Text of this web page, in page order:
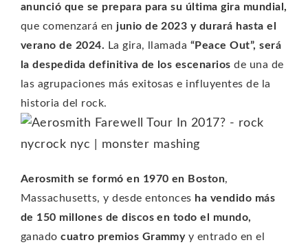
anunció que se prepara para su última gira mundial,
que comenzará en junio de 2023 y durará hasta el
verano de 2024. La gira, llamada “Peace Out”, será
la despedida definitiva de los escenariosde una de
las agrupaciones más exitosas e influyentes de la
historia del rock.
Aerosmith se formó en 1970 en Boston,
Massachusetts, y desde entonces ha vendido más
de 150 millones de discos en todo el mundo,
ganadocuatro premios Grammyy entrado en el